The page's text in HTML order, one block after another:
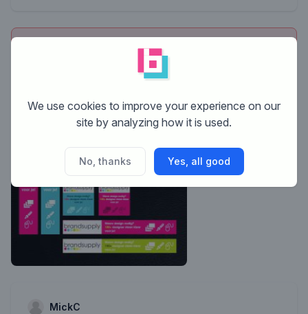
This contest is finished. Its not possible to reply
MickC
We use cookies to improve your experience on our
site by analyzing how it is used.
No, thanks Yes, all good